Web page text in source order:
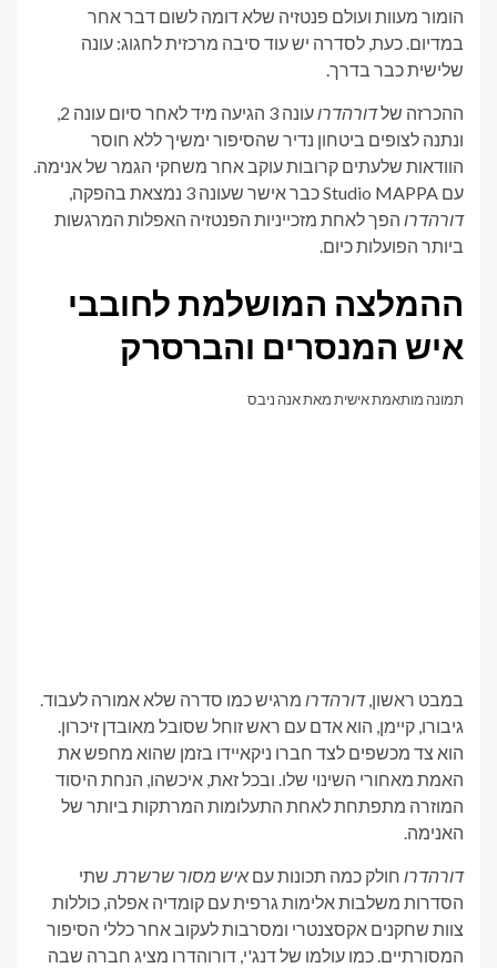
הומור מעוות ועולם פנטזיה שלא דומה לשום דבר אחר
במדיום. כעת, לסדרה יש עוד סיבה מרכזית לחגוג: עונה
שלישית כבר בדרך.
ההכרזה שלדורהדרו
עונה 3 הגיעה מיד לאחר סיום עונה 2,
ונתנה לצופים ביטחון נדיר שהסיפור ימשיך ללא חוסר
הוודאות שלעתים קרובות עוקב אחר משחקי הגמר של אנימה.
עם Studio MAPPA כבר אישר שעונה 3 נמצאת בהפקה,
דורהדרו הפך לאחת מזכייניות הפנטזיה האפלות המרגשות
ביותר הפועלות כיום.
ההמלצה המושלמת לחובבי
איש המנסרים והברסרק
תמונה מותאמת אישית מאת אנה ניבס
במבט ראשון,דורהדרו מרגיש כמו סדרה שלא אמורה לעבוד.
גיבורו, קיימן, הוא אדם עם ראש זוחל שסובל מאובדן זיכרון.
הוא צד מכשפים לצד חברו ניקאיידו בזמן שהוא מחפש את
האמת מאחורי השינוי שלו. ובכל זאת, איכשהו, הנחת היסוד
המוזרה מתפתחת לאחת התעלומות המרתקות ביותר של
האנימה.
דורהדרו חולק כמה תכונות עםאיש מסור שרשרת. שתי
הסדרות משלבות אלימות גרפית עם קומדיה אפלה, כוללות
צוות שחקנים אקסצנטרי ומסרבות לעקוב אחר כללי הסיפור
המסורתיים. כמו עולמו של דנג'י, דורוהדרו מציג חברה שבה